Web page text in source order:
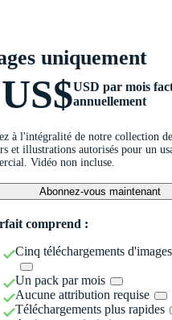
uniquement
USD par mois
annuellement
à l'intégralité de notre collection
et illustrations autorisés pour un
Vidéo non incluse.
Abonnez-vous maintenant
comprend :
Cinq téléchargements
Un pack par mois
Aucune attribution requise
Téléchargements plus rapides